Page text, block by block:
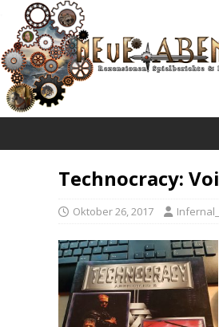
Technocracy:
Oktober 26, 2017